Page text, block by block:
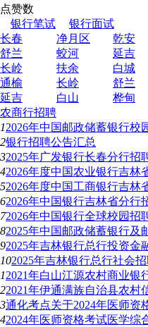
点赞数
银行笔试
银行面试
长春
净月区 乾安
舒兰
蛟河 延吉
长岭
扶余 白城
通榆
长岭 舒兰
延吉
白山 桦甸
农商行招聘
12026年中国邮政储蓄银行校
2银行招聘公告汇总
32025年广发银行长春分行招
42026年度中国农业银行吉林
52026年度中国工商银行吉林
62026年中国银行吉林省分行
72026年中国银行全球校园招
82025年中国邮政储蓄银行及
92025年吉林银行总行投资金
102025年吉林银行总行社会招
12021年白山江源农村商业银
22021年伊通满族自治县农村
3通化考点关于2024年医师资
42024年医师资格考试医学综